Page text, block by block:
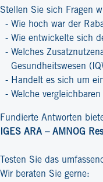
Stellen Sie sich Fragen
Wie hoch war der
Wie entwickelte sich
Welches
Gesundheitswesen
Handelt es sich um
Welche
Fundierte Antworten
IGES ARA – AMNOG
Testen Sie das
Wir beraten Sie gerne: